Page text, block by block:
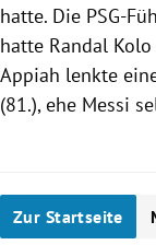
hatte. Die PSG-
hatte Randal
Appiah lenkte
(81.), ehe Messi
Zur Startseite